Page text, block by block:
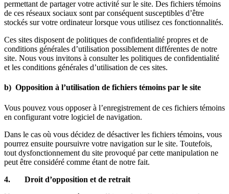
permettant de partager votre activité sur le site. Des fichiers témoins
de ces réseaux sociaux sont par conséquent susceptibles d’être
stockés sur votre ordinateur lorsque vous utilisez ces fonctionnalités.
Ces sites disposent de politiques de confidentialité propres et de
conditions générales d’utilisation possiblement différentes de notre
site. Nous vous invitons à consulter les politiques de confidentialité
et les conditions générales d’utilisation de ces sites.
b) Opposition à l’utilisation de fichiers témoins par le site
Vous pouvez vous opposer à l’enregistrement de ces fichiers témoins
en configurant votre logiciel de navigation.
Dans le cas où vous décidez de désactiver les fichiers témoins, vous
pourrez ensuite poursuivre votre navigation sur le site. Toutefois,
tout dysfonctionnement du site provoqué par cette manipulation ne
peut être considéré comme étant de notre fait.
4. Droit d’opposition et de retrait